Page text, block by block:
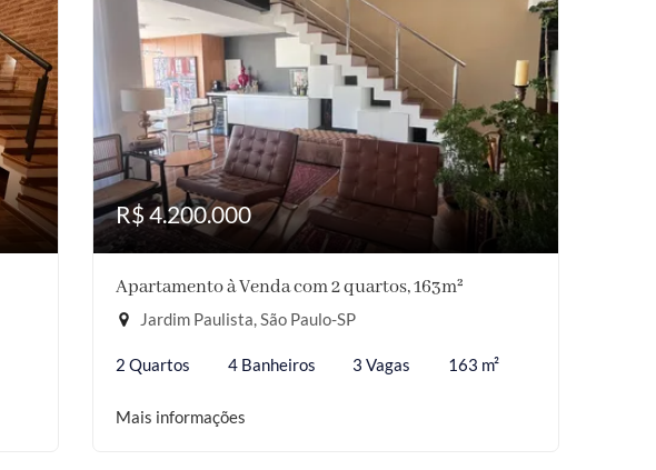
R$ 4.200.000
Apartamento à Venda com 2 quartos, 163m²
Jardim Paulista, São Paulo-SP
2 Quartos 4 Banheiros 3 Vagas 163 m²
Mais informações